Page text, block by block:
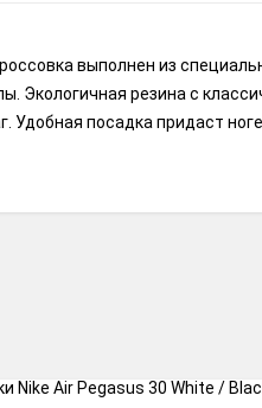
выполнен из
Экологичная резина с
Удобная посадка придаст